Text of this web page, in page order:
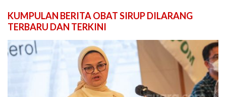
KUMPULAN BERITA OBAT SIRUP DILARANG
TERBARU DAN TERKINI